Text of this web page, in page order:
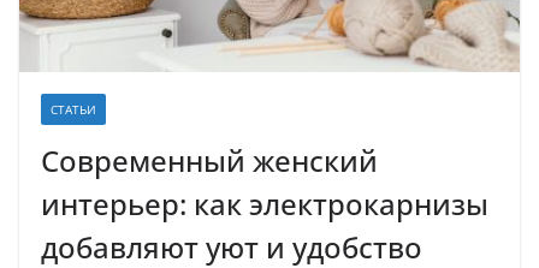
СТАТЬИ
Современный женский
интерьер: как электрокарнизы
добавляют уют и удобство